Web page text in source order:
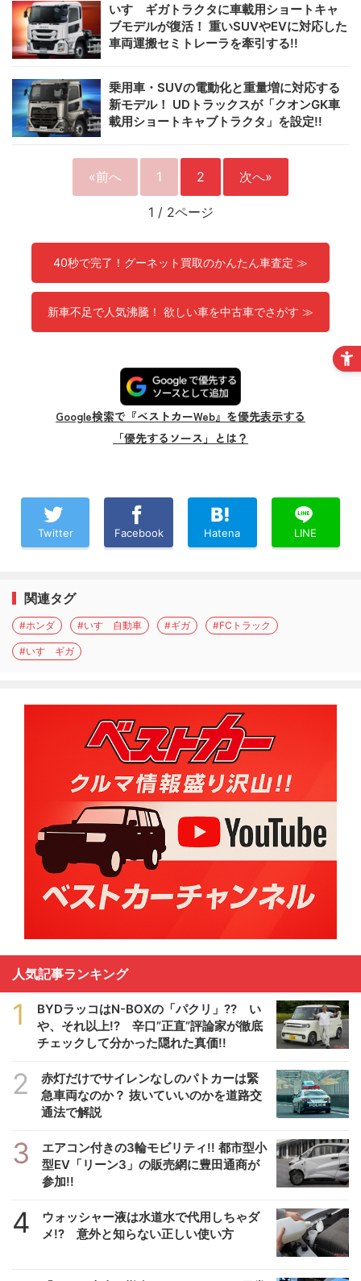
いすゞギガトラクタに車載用ショートキャ
ブモデルが復活！ 重いSUVやEVに対応した
車両運搬セミトレーラを牽引する!!
乗用車・SUVの電動化と重量増に対応する
新モデル！ UDトラックスが「クオンGK車
載用ショートキャブトラクタ」を設定!!
«前へ 1 2 次へ»
1 / 2ページ
40秒で完了！グーネット買取のかんたん車査定 ≫
新車不足で人気沸騰！ 欲しい車を中古車でさがす ≫
Google検索で『ベストカーWeb』を優先表示する
「優先するソース」とは？
Twitter Facebook Hatena LINE
関連タグ
#ホンダ #いすゞ自動車 #ギガ #FCトラック
#いすゞギガ
人気記事ランキング
1
BYDラッコはN-BOXの「パクリ」?? い
や、それ以上!? 辛口”正直”評論家が徹底
チェックして分かった隠れた真価!!
2
赤灯だけでサイレンなしのパトカーは緊
急車両なのか？ 抜いていいのかを道路交
通法で解説
3
エアコン付きの3輪モビリティ!! 都市型小
型EV「リーン3」の販売網に豊田通商が
参加!!
4
ウォッシャー液は水道水で代用しちゃダ
メ!? 意外と知らない正しい使い方